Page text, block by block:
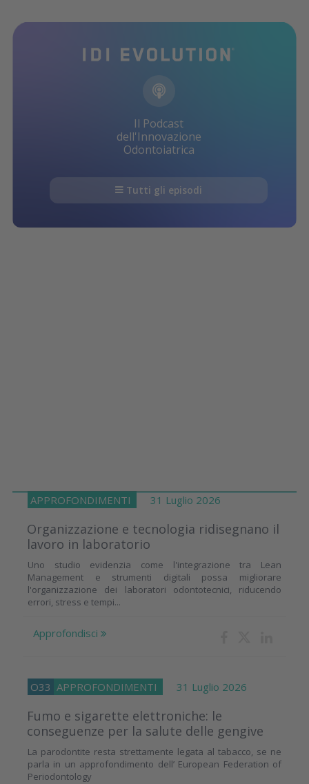
Il Podcast
dell'Innovazione
Odontoiatrica
Tutti gli episodi
APPROFONDIMENTI 31 Luglio 2026
Organizzazione e tecnologia ridisegnano il
lavoro in laboratorio
Uno studio evidenzia come l'integrazione tra Lean
Management e strumenti digitali possa migliorare
l'organizzazione dei laboratori odontotecnici, riducendo
errori, stress e tempi...
Approfondisci
O33 APPROFONDIMENTI 31 Luglio 2026
Fumo e sigarette elettroniche: le
conseguenze per la salute delle gengive
La parodontite resta strettamente legata al tabacco, se ne
parla in un approfondimento dell’ European Federation of
Periodontology